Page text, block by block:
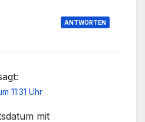
ANTWORTEN
11:31 Uhr
mit